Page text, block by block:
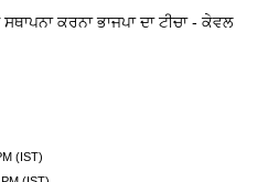
ਕਰਨਾ ਭਾਜਪਾ ਦਾ ਟੀਚਾ - ਕੇਵਲ
(IST)